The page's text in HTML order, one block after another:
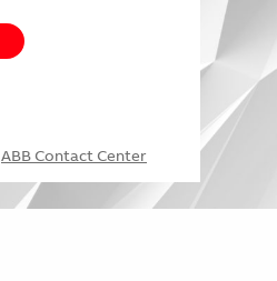
ABB Contact Center